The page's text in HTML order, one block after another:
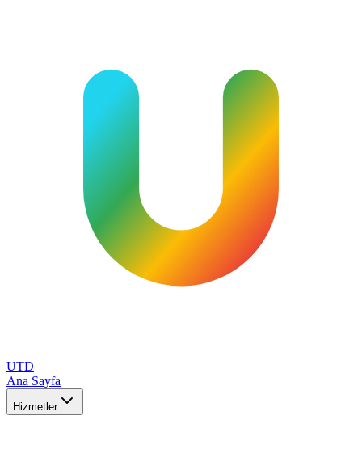
UTD
Ana Sayfa
Hizmetler